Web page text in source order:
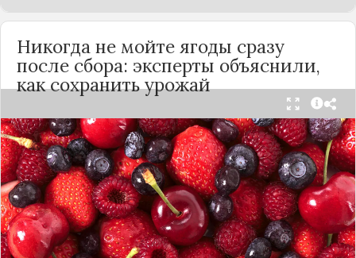
Никогда не мойте ягоды сразу
после сбора: эксперты объяснили,
как сохранить урожай
Мытьё ягод сразу после сбора может обернуться
полной потерей урожая. Как отмечает канал
«Сделай сам», на поверхности плодов есть
естественный восковой налёт, который играет
роль природного барьера. Он защищает ягоды
от пересыхания, бактерий и плесени. При
смывании этого слоя плоды быстро начинают
темнеть, покрываться налётом и терять вкус.